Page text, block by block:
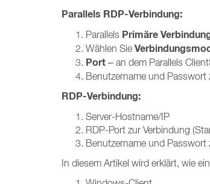
Parallels RDP-Verbindung:
Parallels Primäre
Wählen Sie
Port – an dem Parallels
Benutzername und Passwort
RDP-Verbindung:
Server-Hostname/IP
RDP-Port zur Verbindung
Benutzername und Passwort
In diesem Artikel wird erklärt, wie